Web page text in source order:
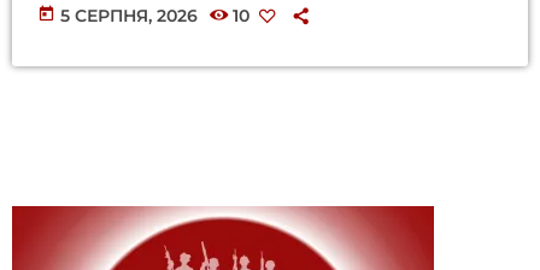
today 5 СЕРПНЯ, 2026 10